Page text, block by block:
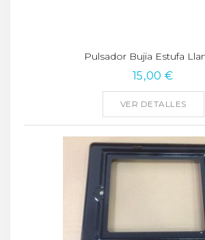
Pulsador Bujia Estufa
15,00 €
VER DETALLES